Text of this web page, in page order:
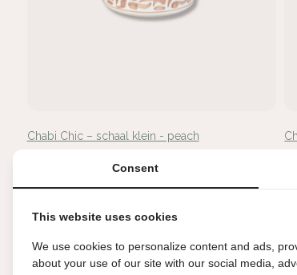
Chabi Chic – schaal klein - peach
Consent
This website uses cookies
We use cookies to personalize content and ads,
about your use of our site with our social media,